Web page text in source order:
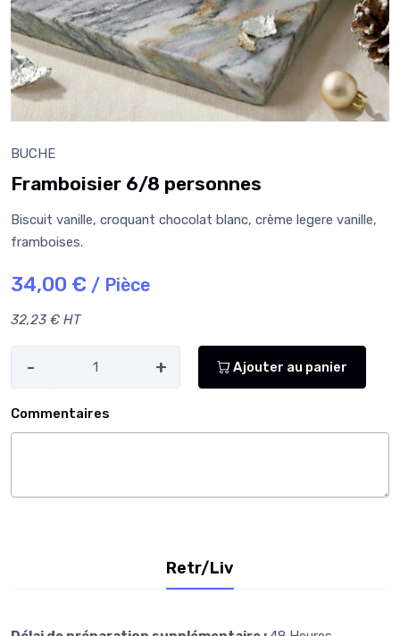
BUCHE
Framboisier 6/8 personnes
Biscuit vanille, croquant chocolat blanc, crème legere vanille,
framboises.
34,00 € / Pièce
32,23 € HT
- + Ajouter au panier
Commentaires
Retr/Liv